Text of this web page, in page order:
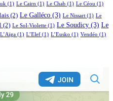
(1) Le Cairn (1) Le Chab (1) Le Céou (1)
(2) Le Galléco (3) Le Nissart (1) Le
(2) Le Sol-Violette (1) Le Soudicy (3) Le
L’Aïga (1) L’Elef (1) L’Eusko (1) Vendéo (1)